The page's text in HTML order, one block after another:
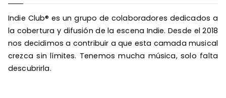
Indie Club® es un grupo de colaboradores dedicados a
la cobertura y difusión de la escena Indie. Desde el 2018
nos decidimos a contribuir a que esta camada musical
crezca sin límites. Tenemos mucha música, solo falta
descubrirla.